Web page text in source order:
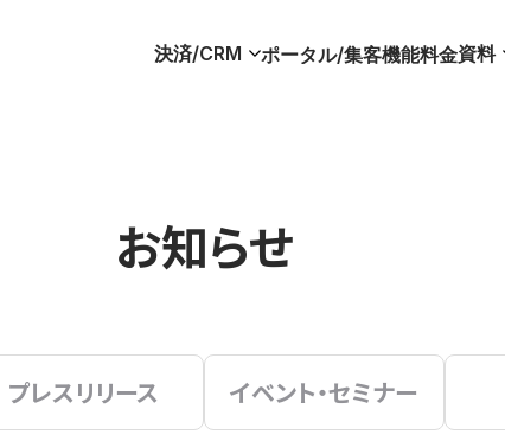
決済/CRM ポータル/集客機能料金資料
お知らせ
プレスリリース イベント・セミナー